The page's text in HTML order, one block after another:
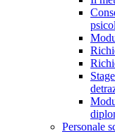
Personale